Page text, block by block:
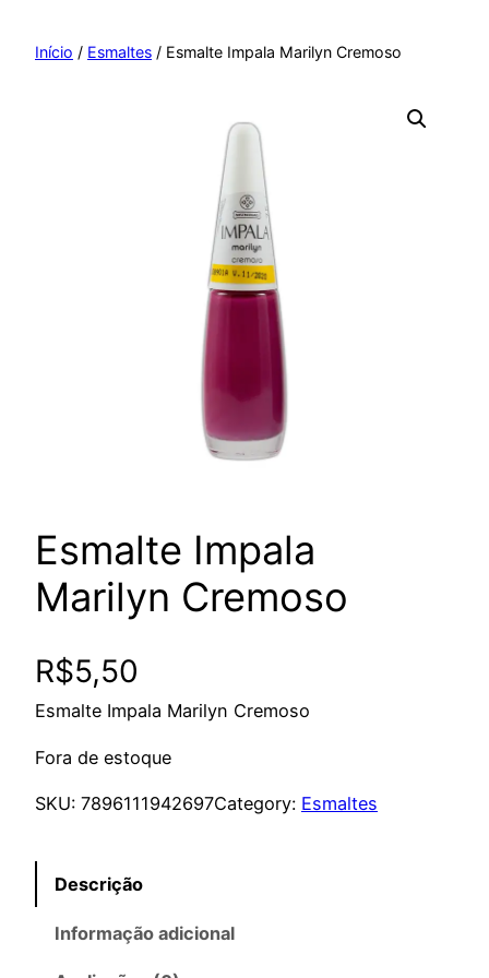
paraInício / Esmaltes / Esmalte Impala Marilyn Cremoso
Esmalte Impala
Marilyn Cremoso
R$5,50
Esmalte Impala Marilyn Cremoso
Fora de estoque
SKU: 7896111942697Category: Esmaltes
Descrição
Informação adicional